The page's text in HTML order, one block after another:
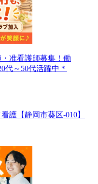
准看護師募集！働
代～50代活躍中＊
護【静岡市葵区-010】